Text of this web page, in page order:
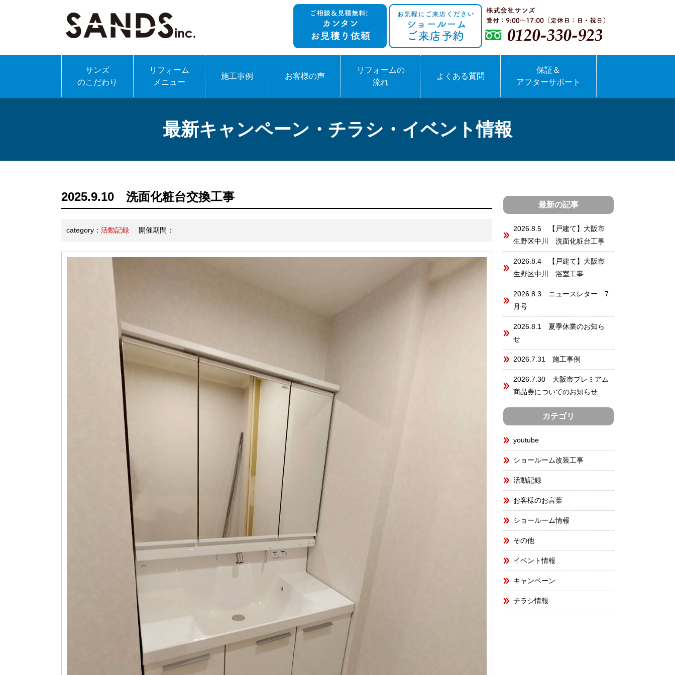
サンズ
のこだわり
リフォーム
メニュー
施工事例 お客様の声
リフォームの
流れ
よくある質問
保証＆
アフターサポート
最新キャンペーン・チラシ・イベント情報
2025.9.10 洗面化粧台交換工事
category： 活動記録 開催期間：
最新の記事
2026.8.5 【戸建て】大阪市
生野区中川 洗面化粧台工事
2026.8.4 【戸建て】大阪市
生野区中川 浴室工事
2026.8.3 ニュースレター 7
月号
2026.8.1 夏季休業のお知ら
せ
2026.7.31 施工事例
2026.7.30 大阪市プレミアム
商品券についてのお知らせ
カテゴリ
youtube
ショールーム改装工事
活動記録
お客様のお言葉
ショールーム情報
その他
イベント情報
キャンペーン
チラシ情報